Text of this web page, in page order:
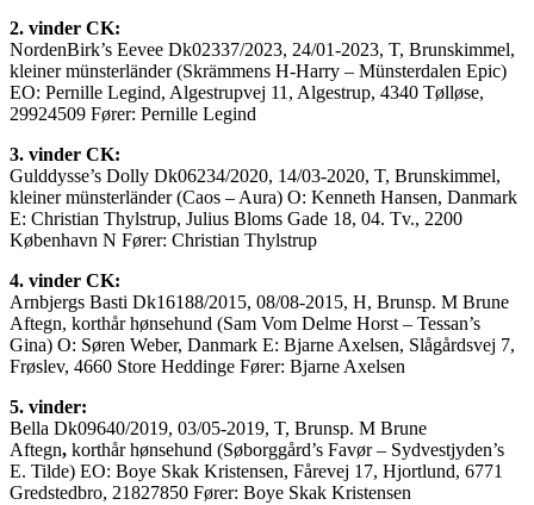
2. vinder CK:
NordenBirk’s Eevee Dk02337/2023, 24/01-2023, T, Brunskimmel,
kleiner münsterländer (Skrämmens H-Harry – Münsterdalen Epic)
EO: Pernille Legind, Algestrupvej 11, Algestrup, 4340 Tølløse,
29924509 Fører: Pernille Legind
3. vinder CK:
Gulddysse’s Dolly Dk06234/2020, 14/03-2020, T, Brunskimmel,
kleiner münsterländer (Caos – Aura) O: Kenneth Hansen, Danmark
E: Christian Thylstrup, Julius Bloms Gade 18, 04. Tv., 2200
København N Fører: Christian Thylstrup
4. vinder CK:
Arnbjergs Basti Dk16188/2015, 08/08-2015, H, Brunsp. M Brune
Aftegn, korthår hønsehund (Sam Vom Delme Horst – Tessan’s
Gina) O: Søren Weber, Danmark E: Bjarne Axelsen, Slågårdsvej 7,
Frøslev, 4660 Store Heddinge Fører: Bjarne Axelsen
5. vinder:
Bella Dk09640/2019, 03/05-2019, T, Brunsp. M Brune
Aftegn, korthår hønsehund (Søborggård’s Favør – Sydvestjyden’s
E. Tilde) EO: Boye Skak Kristensen, Fårevej 17, Hjortlund, 6771
Gredstedbro, 21827850 Fører: Boye Skak Kristensen